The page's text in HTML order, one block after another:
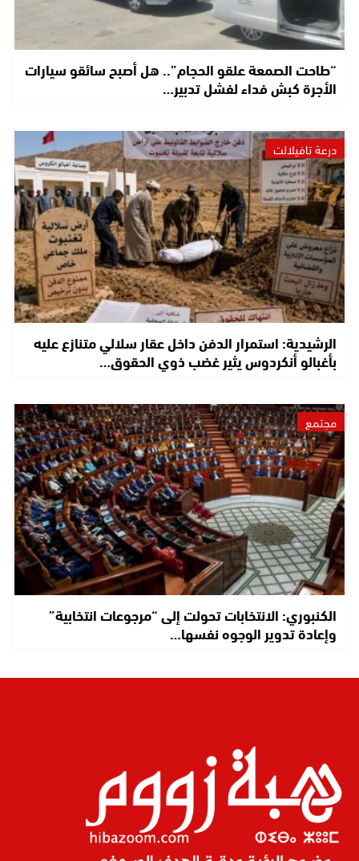
“طاحت الصمعة علقو الحجام”.. هل أصبح سائقو سيارات
الأجرة كبش فداء لفشل تدبير…
درعة تافيلالت
الرشيدية: استمرار الدفن داخل عقار سلالي متنازع عليه
بأغبالو أنكردوس يثير غضب ذوي الحقوق…
مجتمع
الكنبوري: الانتخابات تحولت إلى “مرجوعات انتخابية”
وإعادة تدوير الوجوه نفسها…